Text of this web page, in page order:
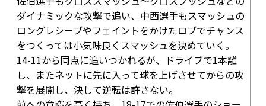
ダイナミックな攻撃で追い、中西選手もスマッシュの
ロングレシーブやフェイントをかけたロブでチャンス
をつくっては小気味良くスマッシュを決めていく。
14-11から同点に追いつかれるが、ドライブで1本離
し、またネットに先に入って球を上げさせてからの攻
撃を展開し、決して逆転は許さない。